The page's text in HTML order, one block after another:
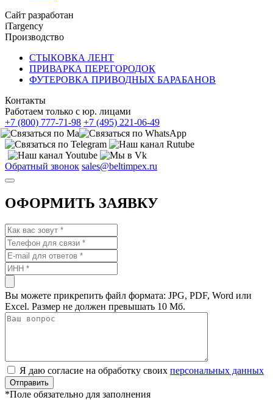
Сайт разработан
iTargency
Производство
СТЫКОВКА ЛЕНТ
ПРИВАРКА ПЕРЕГОРОДОК
ФУТЕРОВКА ПРИВОДНЫХ БАРАБАНОВ
Контакты
Работаем только с юр. лицами
+7 (800) 777-71-98 +7 (495) 221-06-49
Обратный звонок sales@beltimpex.ru
ОФОРМИТЬ ЗАЯВКУ
Вы можете прикрепить файл формата: JPG, PDF, Word или
Excel. Размер не должен превышать 10 Мб.
Я даю согласие на обработку своих персональных данных
*Поле обязательно для заполнения